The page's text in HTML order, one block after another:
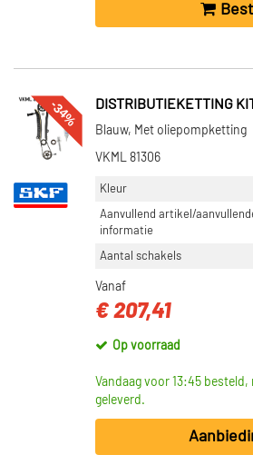
-34% DISTRIBUTIEKETTING
Blauw, Met oliepompketting
VKML 81306
Kleur
Aanvullend artikel/
informatie
Aantal schakels
Vanaf
€ 207,41
Op voorraad
Vandaag voor 13:45
geleverd.